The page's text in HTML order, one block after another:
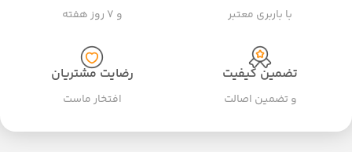
با باربری معتبر و ۷ روز هفته
تضمین کیفیت
و تضمین اصالت
رضایت مشتریان
افتخار ماست